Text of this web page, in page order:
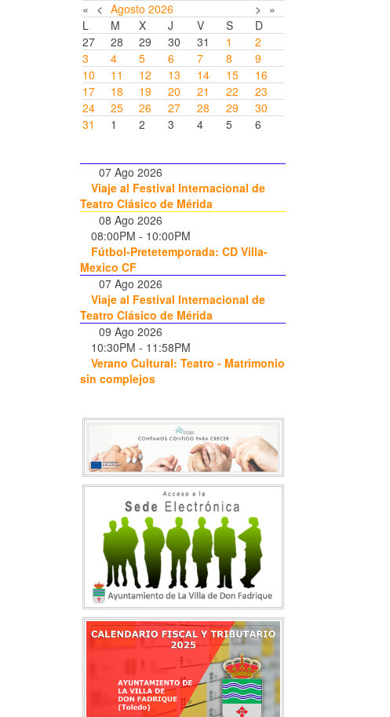
« < Agosto 2026 > »
L
M X J V S
D
27
28 29 30 31 1
2
3
4 5 6 7 8
9
10
11 12 13 14 15
16
17
18 19 20 21 22
23
24
25 26 27 28 29
30
31
1 2 3 4 5 6
07 Ago 2026
Viaje al Festival Internacional de
Teatro Clásico de Mérida
08 Ago 2026
08:00PM - 10:00PM
Fútbol-Pretetemporada: CD Villa-
Mexico CF
07 Ago 2026
Viaje al Festival Internacional de
Teatro Clásico de Mérida
09 Ago 2026
10:30PM - 11:58PM
Verano Cultural: Teatro - Matrimonio
sin complejos